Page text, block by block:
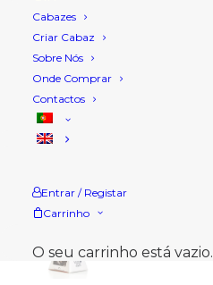
Cabazes
Criar Cabaz
Sobre Nós
Onde Comprar
Contactos
Entrar / Registar
Carrinho
O seu carrinho está vazio.